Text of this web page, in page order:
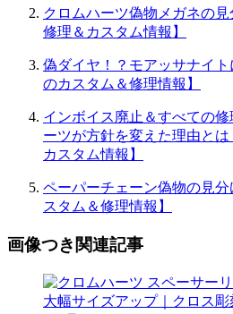
クロムハーツ偽物メガネの
修理＆カスタム情報】
偽ダイヤ！？モアッサナイ
のカスタム＆修理情報】
インボイス廃止＆すべての
ーツが方針を変えた理由と
カスタム情報】
ペーパーチェーン偽物の見
スタム＆修理情報】
画像つき関連記事